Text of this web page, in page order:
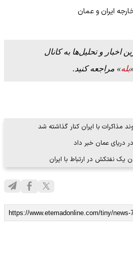
ایران و عمان
اخبار و تحلیل‌ها به کانال
بله» مراجعه کنید.
مذاکرات با ایران کنار گذاشته شد
دریای عمان خبر داد
یک نفتکش در ارتباط با ایران